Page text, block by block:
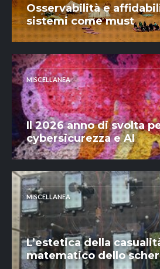
Osservabilità e
sistemi come must
MISCELLANEA
Il 2026 anno di svolta
cybersicurezza e AI
MISCELLANEA
L’estetica della
matematico dello